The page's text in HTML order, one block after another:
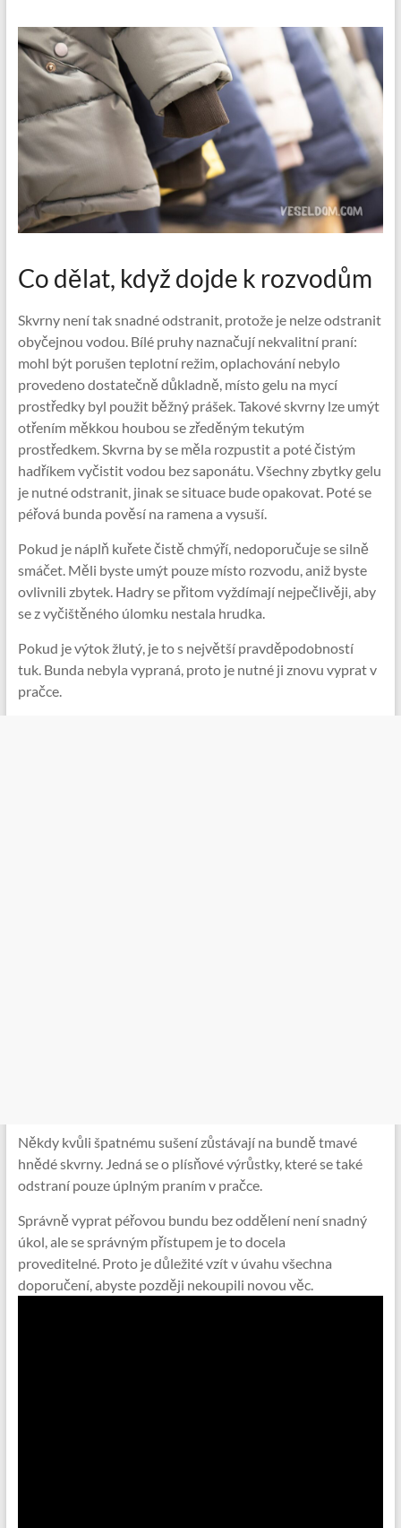
Co dělat, když dojde k rozvodům
Skvrny není tak snadné odstranit, protože je nelze odstranit
obyčejnou vodou. Bílé pruhy naznačují nekvalitní praní:
mohl být porušen teplotní režim, oplachování nebylo
provedeno dostatečně důkladně, místo gelu na mycí
prostředky byl použit běžný prášek. Takové skvrny lze umýt
otřením měkkou houbou se zředěným tekutým
prostředkem. Skvrna by se měla rozpustit a poté čistým
hadříkem vyčistit vodou bez saponátu. Všechny zbytky gelu
je nutné odstranit, jinak se situace bude opakovat. Poté se
péřová bunda pověsí na ramena a vysuší.
Pokud je náplň kuřete čistě chmýří, nedoporučuje se silně
smáčet. Měli byste umýt pouze místo rozvodu, aniž byste
ovlivnili zbytek. Hadry se přitom vyždímají nejpečlivěji, aby
se z vyčištěného úlomku nestala hrudka.
Pokud je výtok žlutý, je to s největší pravděpodobností
tuk. Bunda nebyla vypraná, proto je nutné ji znovu vyprat v
pračce.
Někdy kvůli špatnému sušení zůstávají na bundě tmavé
hnědé skvrny. Jedná se o plísňové výrůstky, které se také
odstraní pouze úplným praním v pračce.
Správně vyprat péřovou bundu bez oddělení není snadný
úkol, ale se správným přístupem je to docela
proveditelné. Proto je důležité vzít v úvahu všechna
doporučení, abyste později nekoupili novou věc.